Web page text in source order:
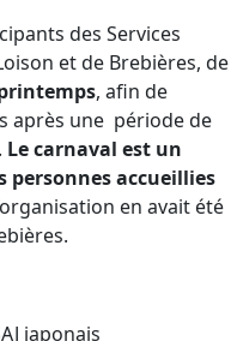
des Services
et de Brebières, de
, afin de
après une période de
Le carnaval est un
personnes accueillies
en avait été